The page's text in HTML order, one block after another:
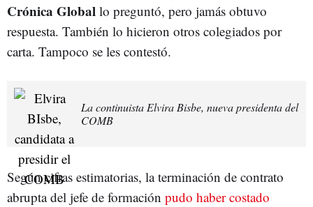
Crónica Global lo preguntó, pero jamás obtuvo
respuesta. También lo hicieron otros colegiados por
carta. Tampoco se les contestó.
La continuista Elvira Bisbe, nueva presidenta del
COMB
Según cifras estimatorias, la terminación de contrato
abrupta del jefe de formación pudo haber costado